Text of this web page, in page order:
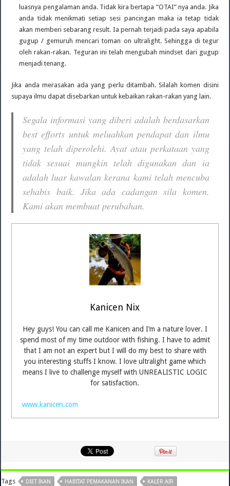
luasnya pengalaman anda. Tidak kira bertapa “OTAI” nya anda. Jika
anda tidak menikmati setiap sesi pancingan maka ia tetap tidak
akan memberi sebarang result. Ia pernah terjadi pada saya apabila
gugup / gemuruh mencari toman on ultralight. Sehingga di tegur
oleh rakan-rakan. Teguran ini telah mengubah mindset dari gugup
menjadi tenang.
Jika anda merasakan ada yang perlu ditambah. Silalah komen disini
supaya ilmu dapat disebarkan untuk kebaikan rakan-rakan yang lain.
Segala informasi yang diberi adalah berdasarkan
best efforts untuk meluahkan pendapat dan ilmu
yang telah diperolehi. Ayat atau perkataan yang
tidak sesuai mungkin telah digunakan dan ia
adalah luar kawalan kerana kami telah mencuba
sehabis baik. Jika ada cadangan sila komen.
Kami akan membuat perubahan.
Kanicen Nix
Hey guys! You can call me Kanicen and I’m a nature lover. I
spend most of my time outdoor with fishing. I have to admit
that I am not an expert but I will do my best to share with
you interesting stuffs I know. I love ultralight game which
means I live to challenge myself with UNREALISTIC LOGIC
for satisfaction.
www.kanicen.com
Tags DIET IKAN HABITAT PEMAKANAN IKAN
KALER AIR